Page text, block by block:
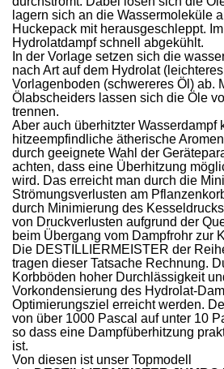
lagern sich an die Wassermoleküle
Huckepack mit herausgeschleppt.
Hydrolatdampf schnell abgekühlt.
In der Vorlage setzen sich die
nach Art auf dem Hydrolat
Vorlagenboden (schwereres Öl) ab.
Ölabscheiders lassen sich die Öle
trennen.
Aber auch überhitzter Wasserdampf
hitzeempfindliche ätherische
durch geeignete Wahl der
achten, dass eine Überhitzung
wird. Das erreicht man durch die
Strömungsverlusten am
durch Minimierung des
von Druckverlusten aufgrund der
beim Übergang vom Dampfrohr zur
Die DESTILLIERMEISTER der
tragen dieser Tatsache Rechnung.
Korbböden hoher Durchlässigkeit
Vorkondensierung des Hydrolat-
Optimierungsziel erreicht werden.
von über 1000 Pascal auf unter 10
so dass eine Dampfüberhitzung
ist.
Von diesen ist unser Topmodell